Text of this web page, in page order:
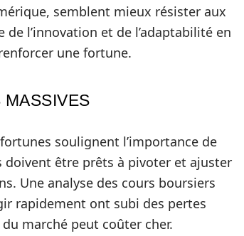
semblent mieux résister aux
l’innovation et de l’adaptabilité en
une fortune.
soulignent l’importance de
doivent être prêts à pivoter et ajuster
Une analyse des cours boursiers
rapidement ont subi des pertes
marché peut coûter cher.